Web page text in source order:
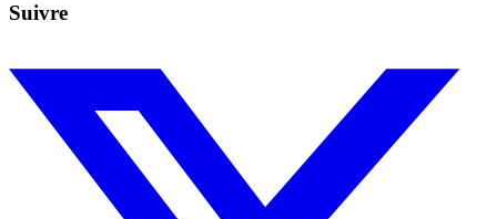
Suivre